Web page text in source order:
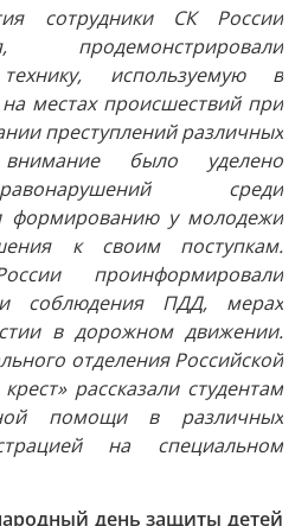
сотрудники СК России
продемонстрировали
технику, используемую в
местах происшествий при
преступлений различных
было уделено
среди
формированию у молодежи
к своим поступкам.
проинформировали
соблюдения ПДД, мерах
в дорожном движении.
отделения Российской
рассказали студентам
помощи в различных
на специальном
день защиты детей